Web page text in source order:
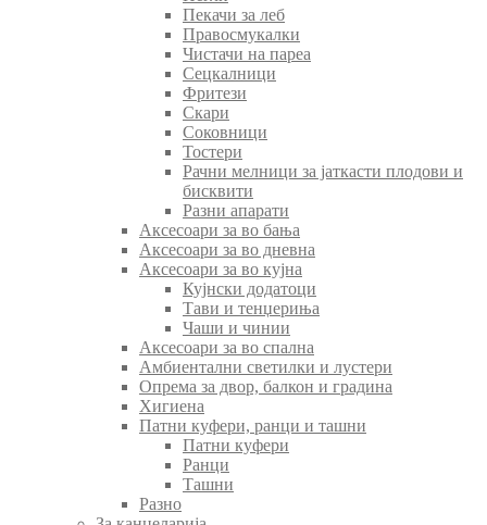
Пекачи за леб
Правосмукалки
Чистачи на пареа
Сецкалници
Фритези
Скари
Соковници
Тостери
Рачни мелници за јаткасти плодови и
бисквити
Разни апарати
Аксесоари за во бања
Аксесоари за во дневна
Аксесоари за во кујна
Кујнски додатоци
Тави и тенџериња
Чаши и чинии
Аксесоари за во спална
Амбиентални светилки и лустери
Опрема за двор, балкон и градина
Хигиена
Патни куфери, ранци и ташни
Патни куфери
Ранци
Ташни
Разно